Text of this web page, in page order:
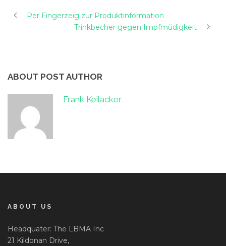
Per Fingerzeig zur Produktinformation
Trinkbecher gegen Impfmüdigkeit
ABOUT POST AUTHOR
Frank Keilacker
ABOUT US
Headquater: The LBMA Inc
21 Kildonan Drive,